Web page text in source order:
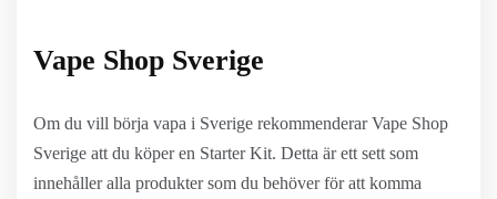
Vape Shop Sverige
Om du vill börja vapa i Sverige rekommenderar Vape Shop
Sverige att du köper en Starter Kit. Detta är ett sett som
innehåller alla produkter som du behöver för att komma